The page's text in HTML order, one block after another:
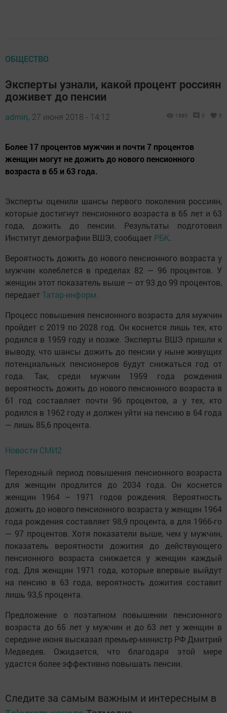
ОБЩЕСТВО
Эксперты узнали, какой процент россиян
доживет до пенсии
admin, 27 июня 2018 - 14:12 1580 0 0
Более 17 процентов мужчин и почти 7 процентов
женщин могут не дожить до нового пенсионного
возраста в 65 и 63 года.
Эксперты оценили шансы первого поколения россиян,
которые достигнут пенсионного возраста в 65 лет и 63
года, дожить до пенсии. Результаты подготовил
Институт демографии ВШЭ, сообщает РБК.
Вероятность дожить до нового пенсионного возраста у
мужчин колеблется в пределах 82 — 96 процентов. У
женщин этот показатель выше — от 93 до 99 процентов,
передаетТатар-информ.
Процесс повышения пенсионного возраста для мужчин
пройдет с 2019 по 2028 год. Он коснется лишь тех, кто
родился в 1959 году и позже. Эксперты ВШЭ пришли к
выводу, что шансы дожить до пенсии у ныне живущих
потенциальных пенсионеров будут снижаться год от
года. Так, среди мужчин 1959 года рождения
вероятность дожить до нового пенсионного возраста в
61 год составляет почти 96 процентов, а у тех, кто
родился в 1962 году и должен уйти на пенсию в 64 года
— лишь 85,6 процента.
Новости СМИ2
Переходный период повышения пенсионного возраста
для женщин продлится до 2034 года. Он коснется
женщин 1964 – 1971 годов рождения. Вероятность
дожить до нового пенсионного возраста у женщин 1964
года рождения составляет 98,9 процента, а для 1966-го
— 97 процентов. Хотя показатели выше, чем у мужчин,
показатель вероятности дожития до действующего
пенсионного возраста снижается у женщин каждый
год. Для женщин 1971 года, которые впервые выйдут
на пенсию в 63 года, вероятность дожития составит
лишь 93,5 процента.
Предложение о поэтапном повышении пенсионного
возраста до 65 лет у мужчин и до 63 лет у женщин в
середине июня высказал премьер-министр РФ Дмитрий
Медведев. Ожидается, что благодаря этой мере
удастся более эффективно повышать пенсии.
Следите за самым важным и интересным в